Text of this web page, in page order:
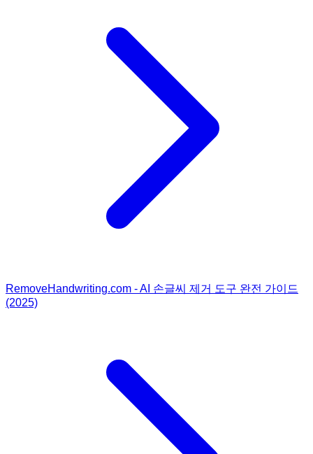
RemoveHandwriting.com - AI 손글씨 제거 도구 완전 가이드
(2025)